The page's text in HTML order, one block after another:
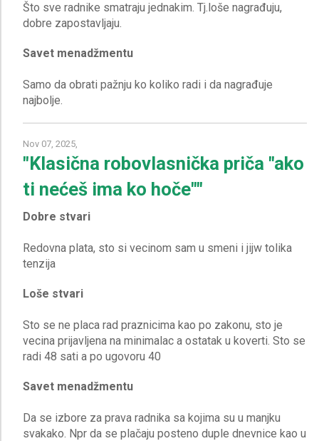
Što sve radnike smatraju jednakim. Tj.loše nagrađuju,
Savet menadžmentu
Samo da obrati pažnju ko koliko radi i da nagrađuje
Nov 07, 2025,
"Klasična robovlasnička priča "ako
ti nećeš ima ko hoče""
Dobre stvari
Redovna plata, sto si vecinom sam u smeni i jijw tolika
Loše stvari
Sto se ne placa rad praznicima kao po zakonu, sto je
vecina prijavljena na minimalac a ostatak u koverti. Sto se
Savet menadžmentu
Da se izbore za prava radnika sa kojima su u manjku
svakako. Npr da se plačaju posteno duple dnevnice kao u